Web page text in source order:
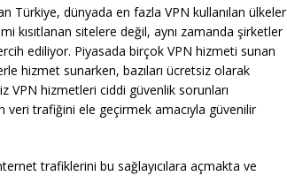
Türkiye, dünyada en fazla VPN kullanılan ülkeler
kısıtlanan sitelere değil, aynı zamanda şirketler
ediliyor. Piyasada birçok VPN hizmeti sunan
hizmet sunarken, bazıları ücretsiz olarak
VPN hizmetleri ciddi güvenlik sorunları
veri trafiğini ele geçirmek amacıyla güvenilir
trafiklerini bu sağlayıcılara açmakta ve